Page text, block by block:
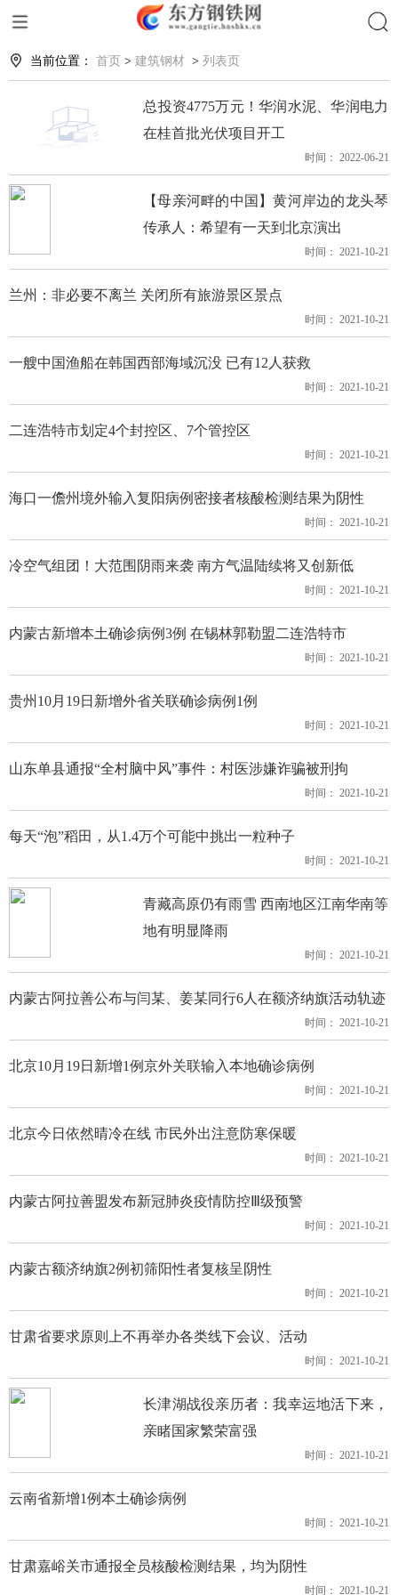
当前位置： 首页 > 建筑钢材 > 列表页
总投资4775万元！华润水泥、华润电力
在桂首批光伏项目开工
时间： 2022-06-21
【母亲河畔的中国】黄河岸边的龙头琴
传承人：希望有一天到北京演出
时间： 2021-10-21
兰州：非必要不离兰 关闭所有旅游景区景点
时间： 2021-10-21
一艘中国渔船在韩国西部海域沉没 已有12人获救
时间： 2021-10-21
二连浩特市划定4个封控区、7个管控区
时间： 2021-10-21
海口一儋州境外输入复阳病例密接者核酸检测结果为阴性
时间： 2021-10-21
冷空气组团！大范围阴雨来袭 南方气温陆续将又创新低
时间： 2021-10-21
内蒙古新增本土确诊病例3例 在锡林郭勒盟二连浩特市
时间： 2021-10-21
贵州10月19日新增外省关联确诊病例1例
时间： 2021-10-21
山东单县通报“全村脑中风”事件：村医涉嫌诈骗被刑拘
时间： 2021-10-21
每天“泡”稻田，从1.4万个可能中挑出一粒种子
时间： 2021-10-21
青藏高原仍有雨雪 西南地区江南华南等
地有明显降雨
时间： 2021-10-21
内蒙古阿拉善公布与闫某、姜某同行6人在额济纳旗活动轨迹
时间： 2021-10-21
北京10月19日新增1例京外关联输入本地确诊病例
时间： 2021-10-21
北京今日依然晴冷在线 市民外出注意防寒保暖
时间： 2021-10-21
内蒙古阿拉善盟发布新冠肺炎疫情防控Ⅲ级预警
时间： 2021-10-21
内蒙古额济纳旗2例初筛阳性者复核呈阴性
时间： 2021-10-21
甘肃省要求原则上不再举办各类线下会议、活动
时间： 2021-10-21
长津湖战役亲历者：我幸运地活下来，
亲睹国家繁荣富强
时间： 2021-10-21
云南省新增1例本土确诊病例
时间： 2021-10-21
甘肃嘉峪关市通报全员核酸检测结果，均为阴性
时间： 2021-10-21